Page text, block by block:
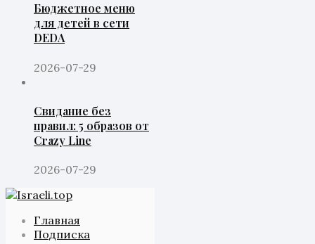
Бюджетное меню
для детей в сети
DEDA
2026-07-29
Свидание без
правил: 5 образов от
Crazy Line
2026-07-29
Главная
Подписка